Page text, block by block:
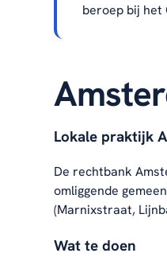
beroep bij het
Lokale praktijk
De rechtbank
omliggende
(Marnixstraat,
Wat te doen